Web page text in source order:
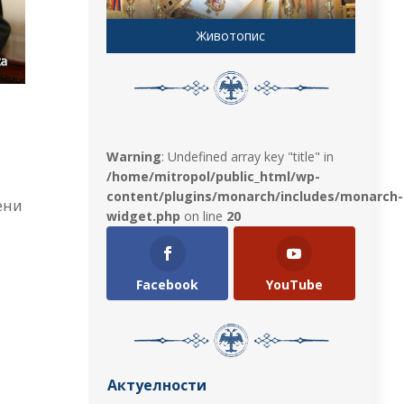
Животопис
Warning: Undefined array key "title" in
/home/mitropol/public_html/wp-
content/plugins/monarch/includes/monarch-
widget.php on line 20
Facebook YouTube
Актуелности